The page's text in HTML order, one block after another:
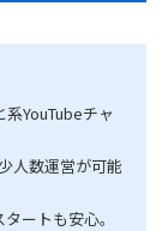
YouTubeチャ
人数運営が可能
ートも安心。